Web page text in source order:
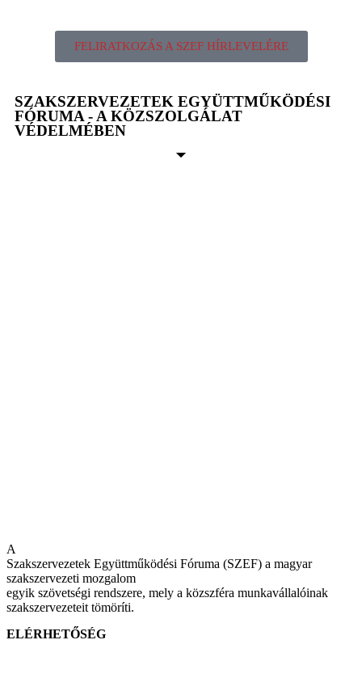
FELIRATKOZÁS A SZEF HÍRLEVELÉRE
SZAKSZERVEZETEK EGYÜTTMŰKÖDÉSI
FÓRUMA - A KÖZSZOLGÁLAT
VÉDELMÉBEN
A
Szakszervezetek Együttműködési Fóruma (SZEF) a magyar
szakszervezeti mozgalom
egyik szövetségi rendszere, mely a közszféra munkavállalóinak
szakszervezeteit tömöríti.
ELÉRHETŐSÉG